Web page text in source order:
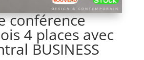
conférence
4 places avec
BUSINESS